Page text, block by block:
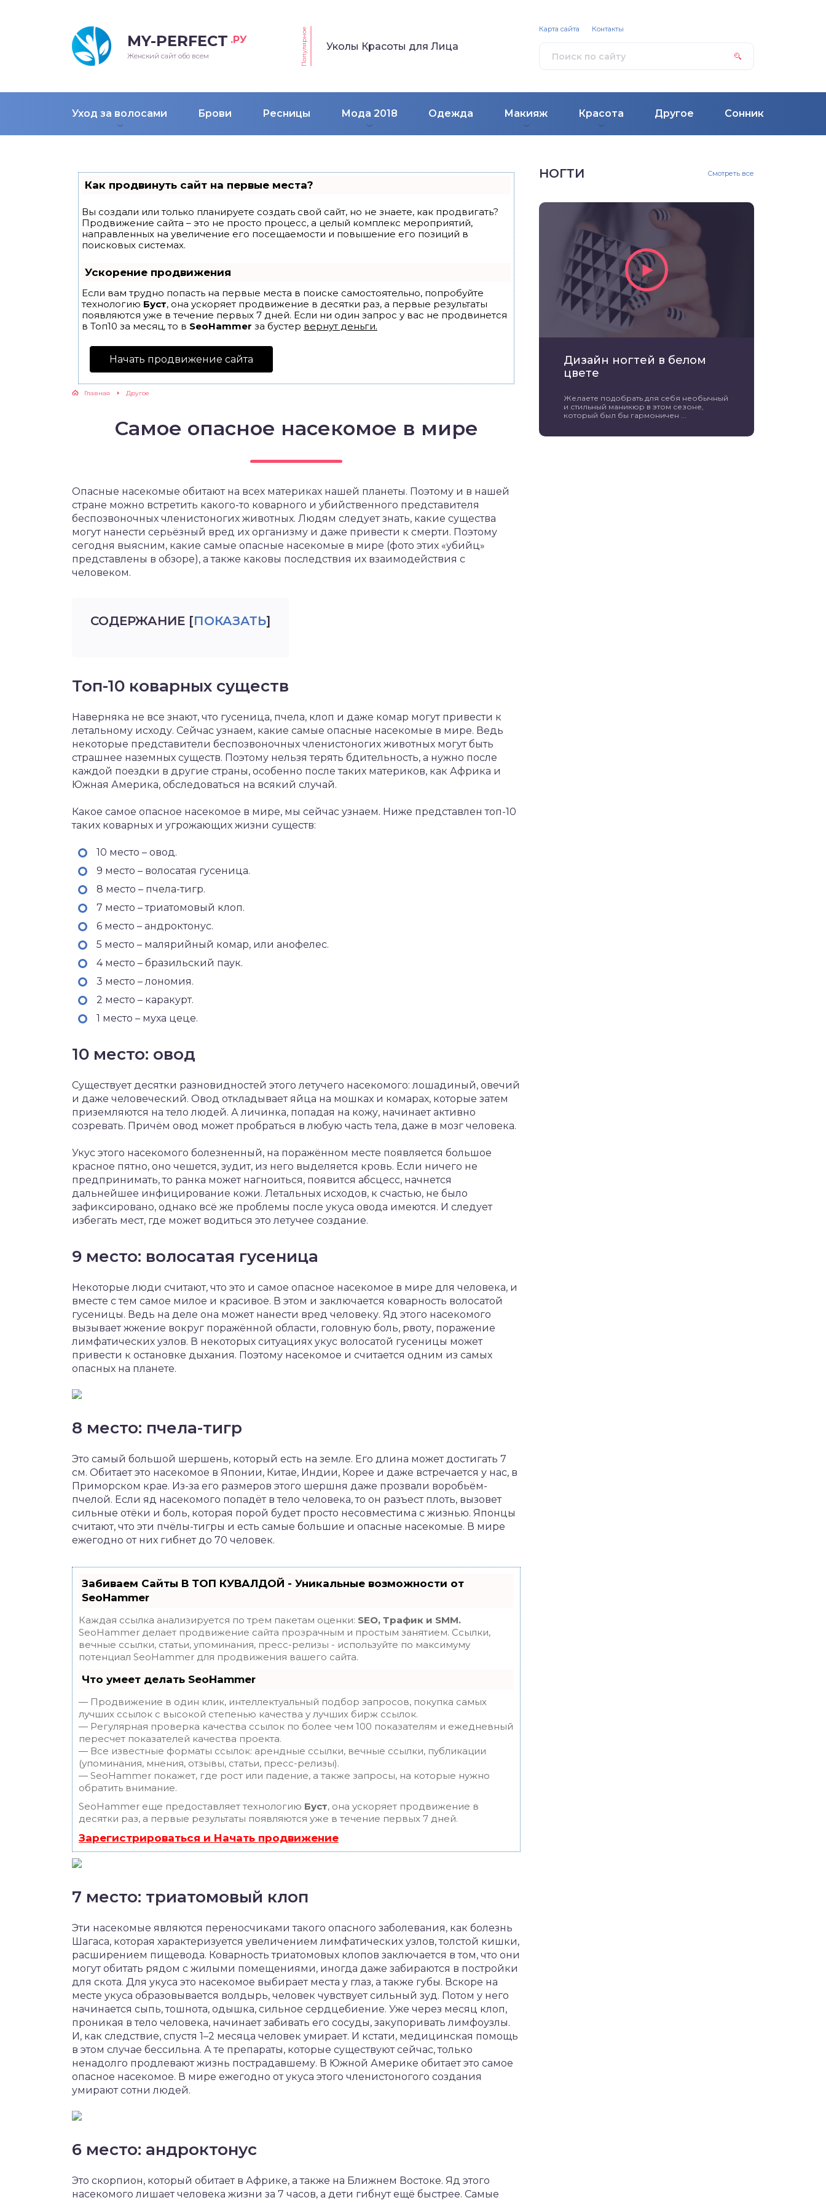
MY-PERFECT .РУ
Женский сайт обо всем Популярное Уколы Красоты для Лица
Уход за волосами Брови Ресницы Мода 2018 Одежда Макияж Красота Другое Сонник
Карта сайта Контакты
Как продвинуть сайт на первые места?
Вы создали или только планируете создать свой сайт, но не знаете, как продвигать?
Продвижение сайта – это не просто процесс, а целый комплекс мероприятий,
направленных на увеличение его посещаемости и повышение его позиций в
поисковых системах.
Ускорение продвижения
Если вам трудно попасть на первые места в поиске самостоятельно, попробуйте
технологию Буст, она ускоряет продвижение в десятки раз, а первые результаты
появляются уже в течение первых 7 дней. Если ни один запрос у вас не продвинется
в Топ10 за месяц, то в SeoHammer за бустер вернут деньги.
Начать продвижение сайта
Главная Другое
Самое опасное насекомое в мире
Опасные насекомые обитают на всех материках нашей планеты. Поэтому и в нашей
стране можно встретить какого-то коварного и убийственного представителя
беспозвоночных членистоногих животных. Людям следует знать, какие существа
могут нанести серьёзный вред их организму и даже привести к смерти. Поэтому
сегодня выясним, какие самые опасные насекомые в мире (фото этих «убийц»
представлены в обзоре), а также каковы последствия их взаимодействия с
человеком.
СОДЕРЖАНИЕ [ПОКАЗАТЬ]
Топ-10 коварных существ
Наверняка не все знают, что гусеница, пчела, клоп и даже комар могут привести к
летальному исходу. Сейчас узнаем, какие самые опасные насекомые в мире. Ведь
некоторые представители беспозвоночных членистоногих животных могут быть
страшнее наземных существ. Поэтому нельзя терять бдительность, а нужно после
каждой поездки в другие страны, особенно после таких материков, как Африка и
Южная Америка, обследоваться на всякий случай.
Какое самое опасное насекомое в мире, мы сейчас узнаем. Ниже представлен топ-10
таких коварных и угрожающих жизни существ:
10 место – овод.
9 место – волосатая гусеница.
8 место – пчела-тигр.
7 место – триатомовый клоп.
6 место – андроктонус.
5 место – малярийный комар, или анофелес.
4 место – бразильский паук.
3 место – лономия.
2 место – каракурт.
1 место – муха цеце.
10 место: овод
Существует десятки разновидностей этого летучего насекомого: лошадиный, овечий
и даже человеческий. Овод откладывает яйца на мошках и комарах, которые затем
приземляются на тело людей. А личинка, попадая на кожу, начинает активно
созревать. Причём овод может пробраться в любую часть тела, даже в мозг человека.
Укус этого насекомого болезненный, на поражённом месте появляется большое
красное пятно, оно чешется, зудит, из него выделяется кровь. Если ничего не
предпринимать, то ранка может нагноиться, появится абсцесс, начнется
дальнейшее инфицирование кожи. Летальных исходов, к счастью, не было
зафиксировано, однако всё же проблемы после укуса овода имеются. И следует
избегать мест, где может водиться это летучее создание.
9 место: волосатая гусеница
Некоторые люди считают, что это и самое опасное насекомое в мире для человека, и
вместе с тем самое милое и красивое. В этом и заключается коварность волосатой
гусеницы. Ведь на деле она может нанести вред человеку. Яд этого насекомого
вызывает жжение вокруг поражённой области, головную боль, рвоту, поражение
лимфатических узлов. В некоторых ситуациях укус волосатой гусеницы может
привести к остановке дыхания. Поэтому насекомое и считается одним из самых
опасных на планете.
8 место: пчела-тигр
Это самый большой шершень, который есть на земле. Его длина может достигать 7
см. Обитает это насекомое в Японии, Китае, Индии, Корее и даже встречается у нас, в
Приморском крае. Из-за его размеров этого шершня даже прозвали воробьём-
пчелой. Если яд насекомого попадёт в тело человека, то он разъест плоть, вызовет
сильные отёки и боль, которая порой будет просто несовместима с жизнью. Японцы
считают, что эти пчёлы-тигры и есть самые большие и опасные насекомые. В мире
ежегодно от них гибнет до 70 человек.
Забиваем Сайты В ТОП КУВАЛДОЙ - Уникальные возможности от
SeoHammer
Каждая ссылка анализируется по трем пакетам оценки: SEO, Трафик и SMM.
SeoHammer делает продвижение сайта прозрачным и простым занятием. Ссылки,
вечные ссылки, статьи, упоминания, пресс-релизы - используйте по максимуму
потенциал SeoHammer для продвижения вашего сайта.
Что умеет делать SeoHammer
— Продвижение в один клик, интеллектуальный подбор запросов, покупка самых
лучших ссылок с высокой степенью качества у лучших бирж ссылок.
— Регулярная проверка качества ссылок по более чем 100 показателям и ежедневный
пересчет показателей качества проекта.
— Все известные форматы ссылок: арендные ссылки, вечные ссылки, публикации
(упоминания, мнения, отзывы, статьи, пресс-релизы).
— SeoHammer покажет, где рост или падение, а также запросы, на которые нужно
обратить внимание.
SeoHammer еще предоставляет технологию Буст, она ускоряет продвижение в
десятки раз, а первые результаты появляются уже в течение первых 7 дней.
Зарегистрироваться и Начать продвижение
7 место: триатомовый клоп
Эти насекомые являются переносчиками такого опасного заболевания, как болезнь
Шагаса, которая характеризуется увеличением лимфатических узлов, толстой кишки,
расширением пищевода. Коварность триатомовых клопов заключается в том, что они
могут обитать рядом с жилыми помещениями, иногда даже забираются в постройки
для скота. Для укуса это насекомое выбирает места у глаз, а также губы. Вскоре на
месте укуса образовывается волдырь, человек чувствует сильный зуд. Потом у него
начинается сыпь, тошнота, одышка, сильное сердцебиение. Уже через месяц клоп,
проникая в тело человека, начинает забивать его сосуды, закупоривать лимфоузлы.
И, как следствие, спустя 1–2 месяца человек умирает. И кстати, медицинская помощь
в этом случае бессильна. А те препараты, которые существуют сейчас, только
ненадолго продлевают жизнь пострадавшему. В Южной Америке обитает это самое
опасное насекомое. В мире ежегодно от укуса этого членистоногого создания
умирают сотни людей.
6 место: андроктонус
Это скорпион, который обитает в Африке, а также на Ближнем Востоке. Яд этого
насекомого лишает человека жизни за 7 часов, а дети гибнут ещё быстрее. Самые
НОГТИ Смотреть все
Дизайн ногтей в белом
цвете
Желаете подобрать для себя необычный
и стильный маникюр в этом сезоне,
который был бы гармоничен ...
прически 2018
стрижки 2018